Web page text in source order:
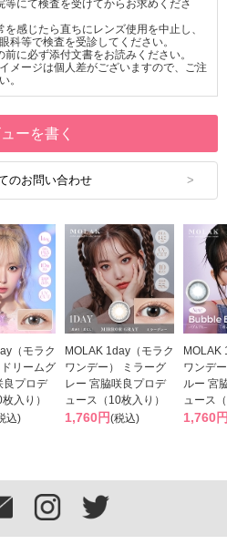
等にて検査を受けてからお求めくださ
を感じたら直ちにレンズ使用を中止し、
科等で検査を受診してください。
前に必ず添付文書をお読みください。
メージは個人差がございますので、ご注
。
ーを書く
のお問い合わせ
（モラク
リームグ
良プロデ
入り）
込)
MOLAK 1day（モラク
ワンデー） ミラーグ
レー 宮脇咲良プロデ
ュース（10枚入り）
1,760円(税込)
MOLAK
ワンデ
ルー 宮
ュース
1,760